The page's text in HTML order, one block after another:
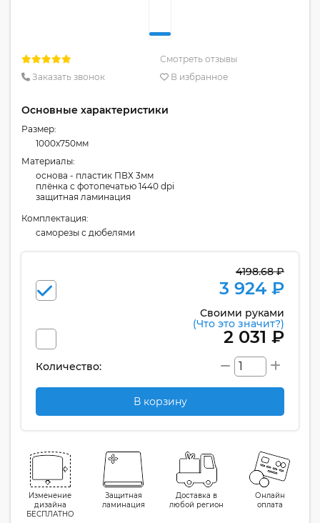
Смотреть отзывы
Заказать звонок
В избранное
Основные характеристики
Размер:
1000x750мм
Материалы:
основа - пластик ПВХ 3мм
плёнка с фотопечатью 1440 dpi
защитная ламинация
Комплектация:
cаморезы с дюбелями
4198.68 ₽
3 924 ₽
Своими руками
(Что это значит?)
2 031 ₽
Количество:
В корзину
Изменение
дизайна
БЕСПЛАТНО
Защитная
ламинация
Доставка в
любой регион
Онлайн
оплата